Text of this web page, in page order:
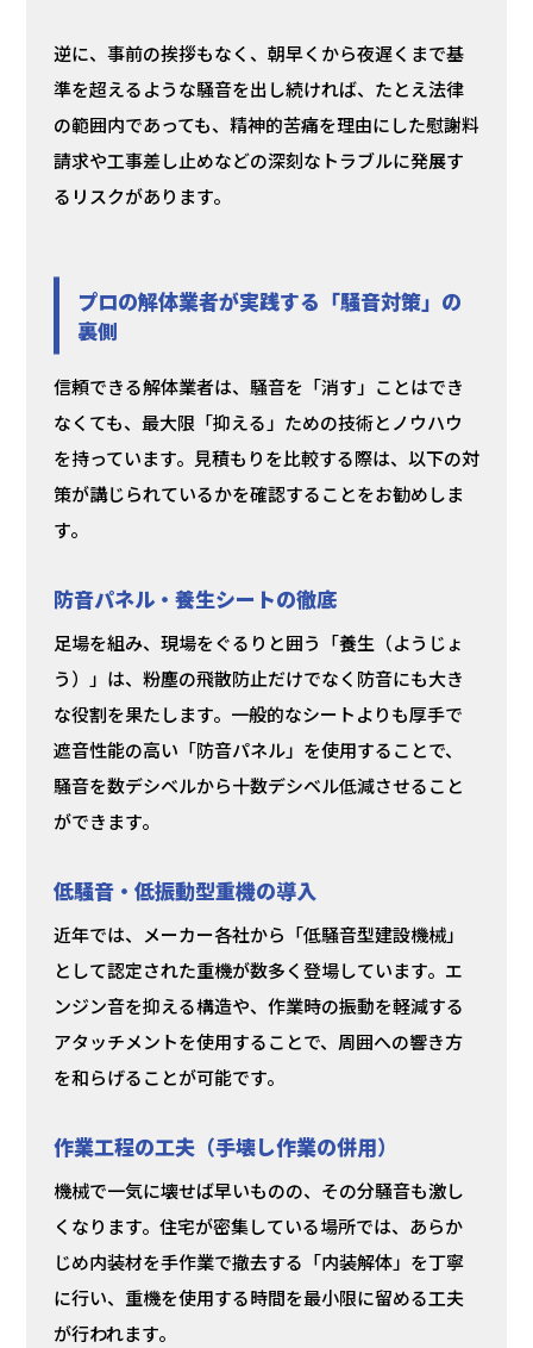
逆に、事前の挨拶もなく、朝早くから夜遅くまで基
準を超えるような騒音を出し続ければ、たとえ法律
の範囲内であっても、精神的苦痛を理由にした慰謝料
請求や工事差し止めなどの深刻なトラブルに発展す
るリスクがあります。
プロの解体業者が実践する「騒音対策」の
裏側
信頼できる解体業者は、騒音を「消す」ことはでき
なくても、最大限「抑える」ための技術とノウハウ
を持っています。見積もりを比較する際は、以下の対
策が講じられているかを確認することをお勧めしま
す。
防音パネル・養生シートの徹底
足場を組み、現場をぐるりと囲う「養生（ようじょ
う）」は、粉塵の飛散防止だけでなく防音にも大き
な役割を果たします。一般的なシートよりも厚手で
遮音性能の高い「防音パネル」を使用することで、
騒音を数デシベルから十数デシベル低減させること
ができます。
低騒音・低振動型重機の導入
近年では、メーカー各社から「低騒音型建設機械」
として認定された重機が数多く登場しています。エ
ンジン音を抑える構造や、作業時の振動を軽減する
アタッチメントを使用することで、周囲への響き方
を和らげることが可能です。
作業工程の工夫（手壊し作業の併用）
機械で一気に壊せば早いものの、その分騒音も激し
くなります。住宅が密集している場所では、あらか
じめ内装材を手作業で撤去する「内装解体」を丁寧
に行い、重機を使用する時間を最小限に留める工夫
が行われます。